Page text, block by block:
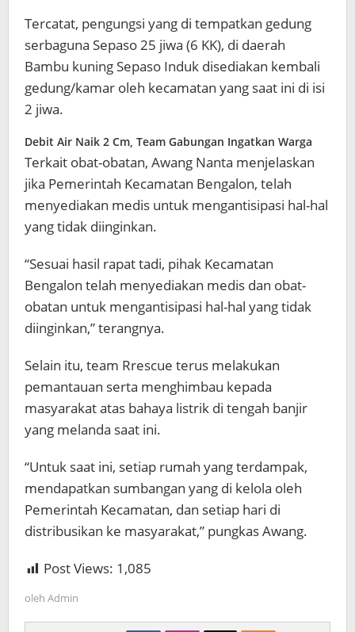
Tercatat, pengungsi yang di tempatkan gedung
serbaguna Sepaso 25 jiwa (6 KK), di daerah
Bambu kuning Sepaso Induk disediakan kembali
gedung/kamar oleh kecamatan yang saat ini di isi
2 jiwa.
Debit Air Naik 2 Cm, Team Gabungan Ingatkan Warga
Terkait obat-obatan, Awang Nanta menjelaskan
jika Pemerintah Kecamatan Bengalon, telah
menyediakan medis untuk mengantisipasi hal-hal
yang tidak diinginkan.
“Sesuai hasil rapat tadi, pihak Kecamatan
Bengalon telah menyediakan medis dan obat-
obatan untuk mengantisipasi hal-hal yang tidak
diinginkan,” terangnya.
Selain itu, team Rrescue terus melakukan
pemantauan serta menghimbau kepada
masyarakat atas bahaya listrik di tengah banjir
yang melanda saat ini.
“Untuk saat ini, setiap rumah yang terdampak,
mendapatkan sumbangan yang di kelola oleh
Pemerintah Kecamatan, dan setiap hari di
distribusikan ke masyarakat,” pungkas Awang.
Post Views: 1,085
oleh Admin